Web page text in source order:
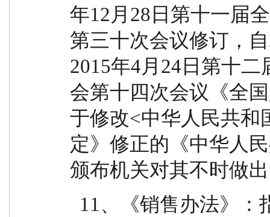
年12月28日第十一届
第三十次会议修订，
2015年4月24日第十
会第十四次会议《全
于修改<中华人民共和
定》修正的《中华人
颁布机关对其不时做